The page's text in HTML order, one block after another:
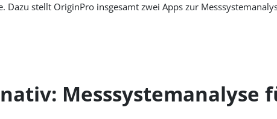
stellt OriginPro insgesamt zwei Apps zur
Messsystemanalyse